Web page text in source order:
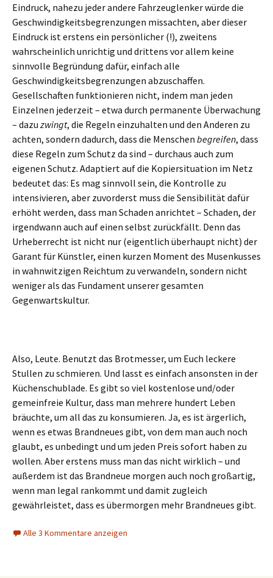
Eindruck, nahezu jeder andere Fahrzeuglenker würde die
Geschwindigkeitsbegrenzungen missachten, aber dieser
Eindruck ist erstens ein persönlicher (!), zweitens
wahrscheinlich unrichtig und drittens vor allem keine
sinnvolle Begründung dafür, einfach alle
Geschwindigkeitsbegrenzungen abzuschaffen.
Gesellschaften funktionieren nicht, indem man jeden
Einzelnen jederzeit – etwa durch permanente Überwachung
– dazu zwingt, die Regeln einzuhalten und den Anderen zu
achten, sondern dadurch, dass die Menschen begreifen, dass
diese Regeln zum Schutz da sind – durchaus auch zum
eigenen Schutz. Adaptiert auf die Kopiersituation im Netz
bedeutet das: Es mag sinnvoll sein, die Kontrolle zu
intensivieren, aber zuvorderst muss die Sensibilität dafür
erhöht werden, dass man Schaden anrichtet – Schaden, der
irgendwann auch auf einen selbst zurückfällt. Denn das
Urheberrecht ist nicht nur (eigentlich überhaupt nicht) der
Garant für Künstler, einen kurzen Moment des Musenkusses
in wahnwitzigen Reichtum zu verwandeln, sondern nicht
weniger als das Fundament unserer gesamten
Gegenwartskultur.
Also, Leute. Benutzt das Brotmesser, um Euch leckere
Stullen zu schmieren. Und lasst es einfach ansonsten in der
Küchenschublade. Es gibt so viel kostenlose und/oder
gemeinfreie Kultur, dass man mehrere hundert Leben
bräuchte, um all das zu konsumieren. Ja, es ist ärgerlich,
wenn es etwas Brandneues gibt, von dem man auch noch
glaubt, es unbedingt und um jeden Preis sofort haben zu
wollen. Aber erstens muss man das nicht wirklich – und
außerdem ist das Brandneue morgen auch noch großartig,
wenn man legal rankommt und damit zugleich
gewährleistet, dass es übermorgen mehr Brandneues gibt.
Alle 3 Kommentare anzeigen